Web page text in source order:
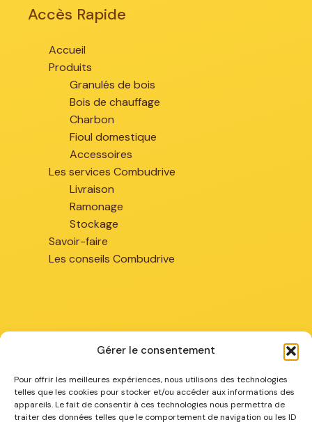
Gérer le consentement
Pour offrir les meilleures expériences, nous utilisons des technologies
telles que les cookies pour stocker et/ou accéder aux informations des
appareils. Le fait de consentir à ces technologies nous permettra de
traiter des données telles que le comportement de navigation ou les ID
Accès Rapide
Accueil
Produits
Granulés de bois
Bois de chauffage
Charbon
Fioul domestique
Accessoires
Les services Combudrive
Livraison
Ramonage
Stockage
Savoir-faire
Les conseils Combudrive
Chez vous
Combustibles à Arras